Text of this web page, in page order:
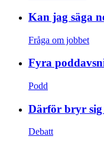
Kan jag säga
Fråga om jobbet
Fyra
Podd
Därför bryr
Debatt